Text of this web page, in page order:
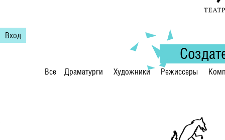
Все Драматурги Художники Режиссеры
Вход